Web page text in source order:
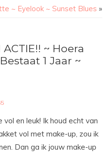
~ Eyelook ~ Sunset Blues »
~ Hoera
1 Jaar ~
en leuk! Ik houd echt van
vol met make-up, zou ik
Dan ga ik jouw make-up